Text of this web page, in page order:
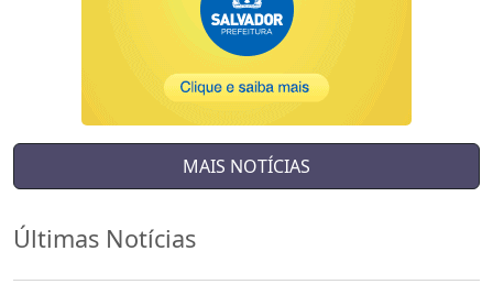
MAIS NOTÍCIAS
Últimas Notícias